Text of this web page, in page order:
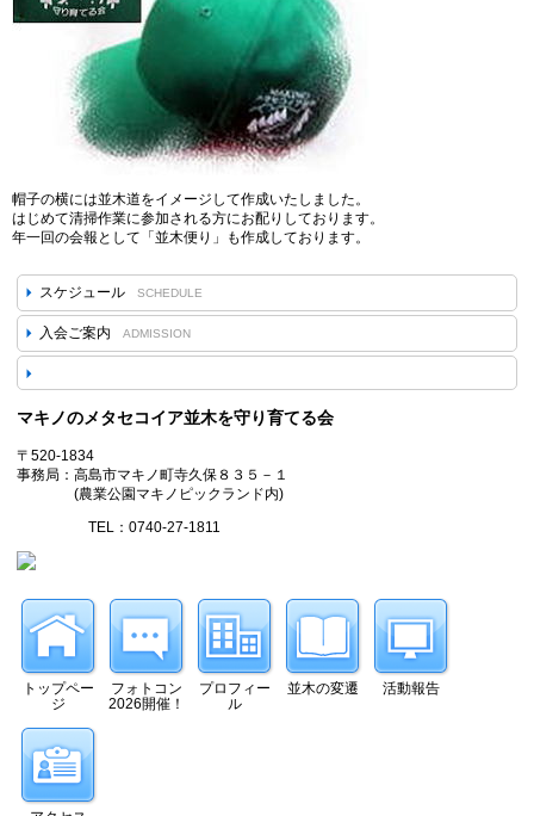
帽子の横には並木道をイメージして作成いたしました。
はじめて清掃作業に参加される方にお配りしております。
年一回の会報として「並木便り」も作成しております。
スケジュール SCHEDULE
入会ご案内 ADMISSION
マキノのメタセコイア並木を守り育てる会
〒520-1834
事務局：高島市マキノ町寺久保８３５－１
(農業公園マキノピックランド内)
TEL：0740-27-1811
トップペー
ジ
フォトコン
2026開催！
プロフィー
ル
並木の変遷 活動報告